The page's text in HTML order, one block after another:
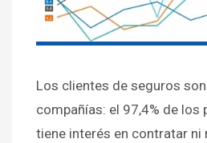
Los clientes de seguros
compañías: el 97,4% de los
tiene interés en contratar